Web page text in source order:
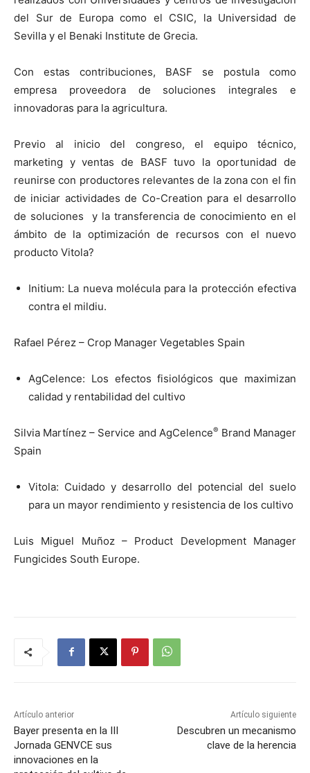
del Sur de Europa como el CSIC, la Universidad de
Sevilla y el Benaki Institute de Grecia.
Con estas contribuciones, BASF se postula como
empresa proveedora de soluciones integrales e
innovadoras para la agricultura.
Previo al inicio del congreso, el equipo técnico,
marketing y ventas de BASF tuvo la oportunidad de
reunirse con productores relevantes de la zona con el fin
de iniciar actividades de Co-Creation para el desarrollo
de soluciones y la transferencia de conocimiento en el
ámbito de la optimización de recursos con el nuevo
producto Vitola?
Initium: La nueva molécula para la protección efectiva
contra el mildiu.
Rafael Pérez – Crop Manager Vegetables Spain
AgCelence: Los efectos fisiológicos que maximizan
calidad y rentabilidad del cultivo
Silvia Martínez – Service and AgCelence® Brand Manager
Spain
Vitola: Cuidado y desarrollo del potencial del suelo
para un mayor rendimiento y resistencia de los cultivo
Luis Miguel Muñoz – Product Development Manager
Fungicides South Europe.
Artículo anterior
Bayer presenta en la III
Jornada GENVCE sus
innovaciones en la
Artículo siguiente
Descubren un mecanismo
clave de la herencia